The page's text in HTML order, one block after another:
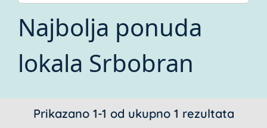
Najbolja ponuda
lokala Srbobran
Prikazano 1-1 od ukupno 1 rezultata